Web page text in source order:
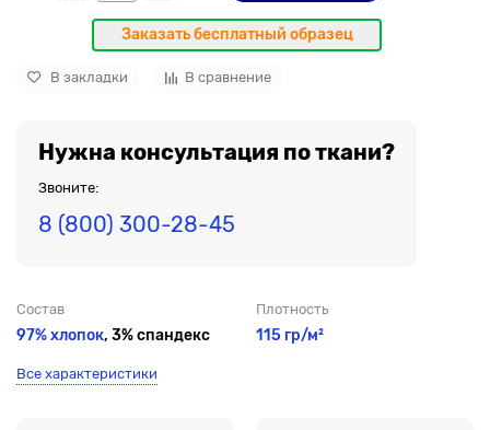
Заказать бесплатный образец
В закладки В сравнение
Нужна консультация по ткани?
Звоните:
8 (800) 300-28-45
Состав
97% хлопок, 3% спандекс
Плотность
115 гр/м²
Все характеристики